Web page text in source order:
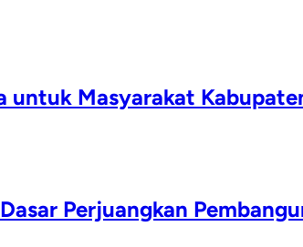
untuk Masyarakat
Perjuangkan